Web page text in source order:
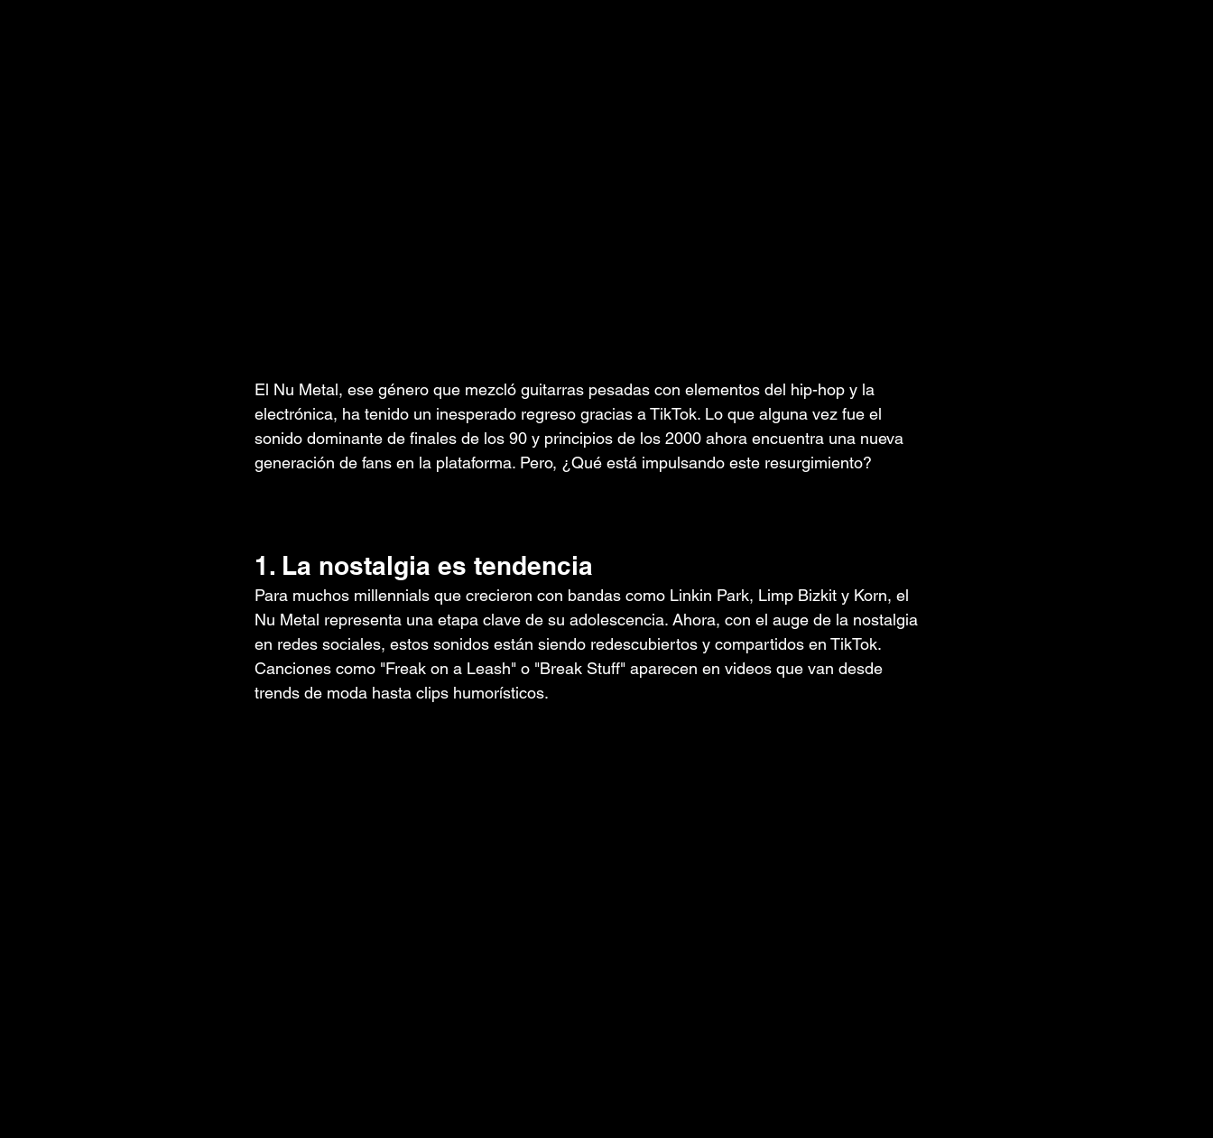
El Nu Metal, ese género que mezcló guitarras pesadas con elementos del hip-hop y la
electrónica, ha tenido un inesperado regreso gracias a TikTok. Lo que alguna vez fue el
sonido dominante de finales de los 90 y principios de los 2000 ahora encuentra una nueva
generación de fans en la plataforma. Pero, ¿Qué está impulsando este resurgimiento?
1. La nostalgia es tendencia
Para muchos millennials que crecieron con bandas como Linkin Park, Limp Bizkit y Korn, el
Nu Metal representa una etapa clave de su adolescencia. Ahora, con el auge de la nostalgia
en redes sociales, estos sonidos están siendo redescubiertos y compartidos en TikTok.
Canciones como "Freak on a Leash" o "Break Stuff" aparecen en videos que van desde
trends de moda hasta clips humorísticos.